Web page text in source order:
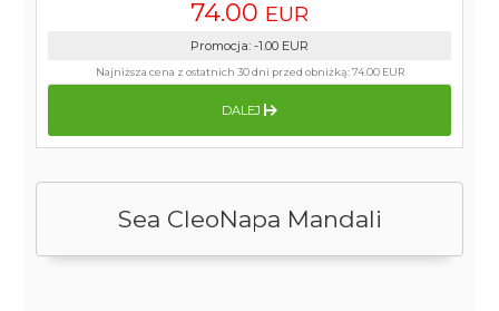
Sea CleoNapa Mandali
74.00 EUR
Promocja: -1.00 EUR
Najniższa cena z ostatnich 30 dni przed obniżką:74.00 EUR
DALEJ